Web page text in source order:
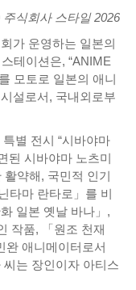
식회사 스타일 2026
가 운영하는 일본의
테이션은, “ANIME
모토로 일본의 애니
설로서, 국내외로부
별 전시 “시바야마
된 시바야마 노츠미
활약해, 국민적 인기
타마 란타로」를 비
일본 옛날 바나」,
작품, 「원조 천재
완 애니메이터로서
는 장인이자 아티스